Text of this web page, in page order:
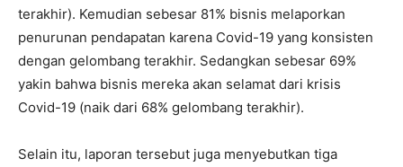
terakhir). Kemudian sebesar 81% bisnis melaporkan
penurunan pendapatan karena Covid-19 yang konsisten
dengan gelombang terakhir. Sedangkan sebesar 69%
yakin bahwa bisnis mereka akan selamat dari krisis
Covid-19 (naik dari 68% gelombang terakhir).
Selain itu, laporan tersebut juga menyebutkan tiga